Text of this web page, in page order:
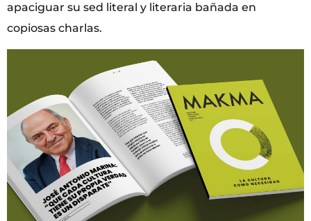
apaciguar su sed literal y literaria bañada en
copiosas charlas.